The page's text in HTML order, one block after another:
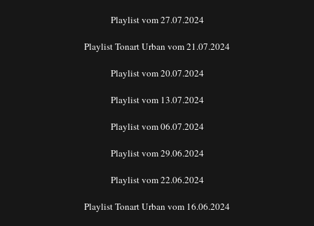
Playlist vom 27.07.2024
Playlist Tonart Urban vom 21.07.2024
Playlist vom 20.07.2024
Playlist vom 13.07.2024
Playlist vom 06.07.2024
Playlist vom 29.06.2024
Playlist vom 22.06.2024
Playlist Tonart Urban vom 16.06.2024